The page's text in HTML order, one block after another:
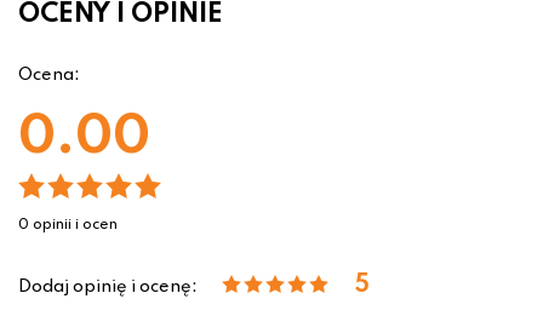
OCENY I OPINIE
Ocena:
0.00
0 opinii i ocen
Dodaj opinię i ocenę: 5